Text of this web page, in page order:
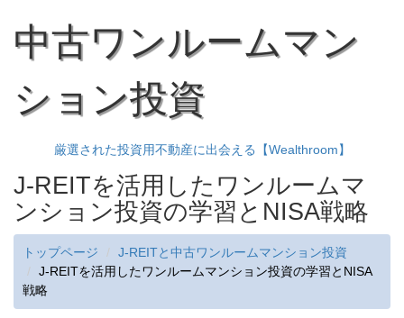
中古ワンルームマン
ション投資
厳選された投資用不動産に出会える【Wealthroom】
J-REITを活用したワンルームマ
ンション投資の学習とNISA戦略
トップページ
J-REITと中古ワンルームマンション投資
J-REITを活用したワンルームマンション投資の学習とNISA
戦略